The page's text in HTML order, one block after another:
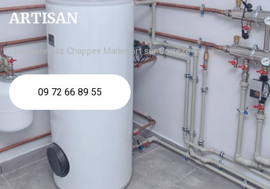
ARTISAN
chaudière gaz Chappee Malemort sur Corrèze
09 72 66 89 55